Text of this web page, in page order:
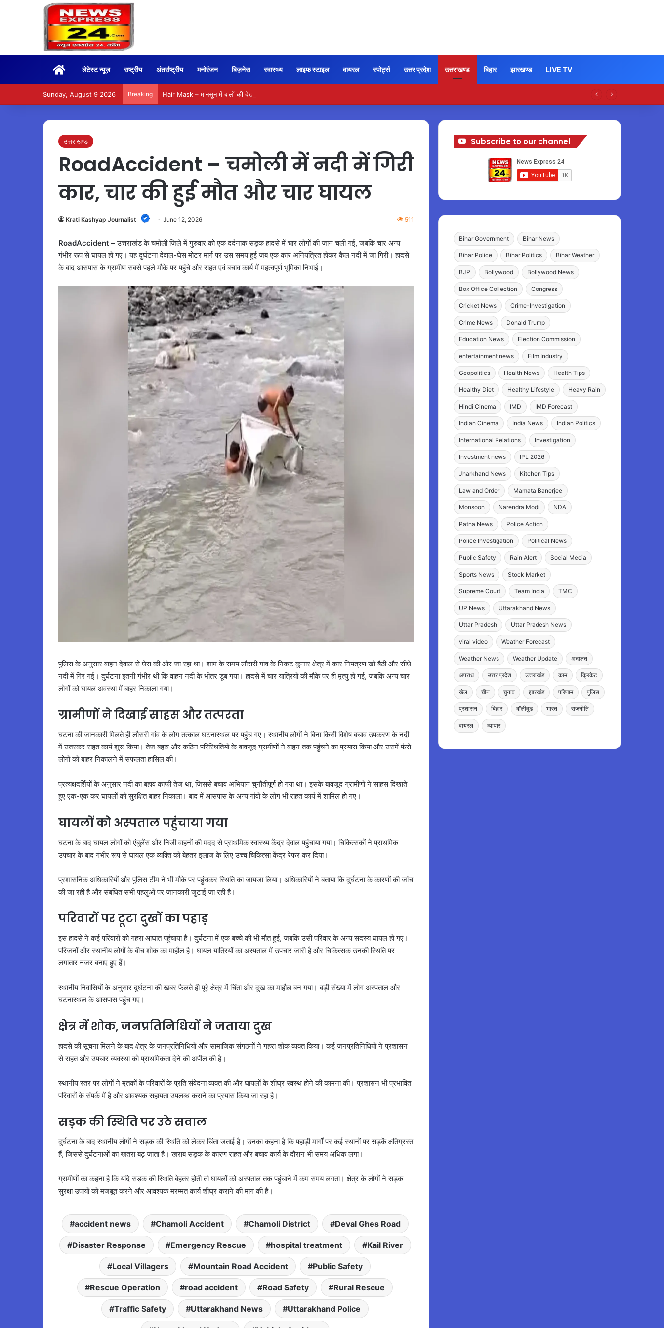
Homeलेटेस्ट न्यूज़ राष्ट्रीय अंतर्राष्ट्रीय मनोरंजन बिज़नेस स्वास्थ्य लाइफ स्टाइल वायरल स्पोर्ट्स उत्तर प्रदेश उत्तराखण्ड बिहार झारखण्ड LIVE TV
Sunday, August 9 2026 Breaking Hair Mask – मानसून में बालों की देखभाल के लिए आजमाएं अंडे का मास्क
उत्तराखण्ड
RoadAccident – चमोली में नदी में गिरी
कार, चार की हुई मौत और चार घायल
Krati Kashyap Journalist June 12, 2026 511
RoadAccident –उत्तराखंड के चमोली जिले में गुरुवार को एक दर्दनाक सड़क हादसे में चार लोगों की जान चली गई, जबकि चार अन्य
गंभीर रूप से घायल हो गए। यह दुर्घटना देवाल-घेस मोटर मार्ग पर उस समय हुई जब एक कार अनियंत्रित होकर कैल नदी में जा गिरी। हादसे
के बाद आसपास के ग्रामीण सबसे पहले मौके पर पहुंचे और राहत एवं बचाव कार्य में महत्वपूर्ण भूमिका निभाई।
पुलिस के अनुसार वाहन देवाल से घेस की ओर जा रहा था। शाम के समय लौसरी गांव के निकट कुनार क्षेत्र में कार नियंत्रण खो बैठी और सीधे
नदी में गिर गई। दुर्घटना इतनी गंभीर थी कि वाहन नदी के भीतर डूब गया। हादसे में चार यात्रियों की मौके पर ही मृत्यु हो गई, जबकि अन्य चार
लोगों को घायल अवस्था में बाहर निकाला गया।
ग्रामीणों ने दिखाई साहस और तत्परता
घटना की जानकारी मिलते ही लौसरी गांव के लोग तत्काल घटनास्थल पर पहुंच गए। स्थानीय लोगों ने बिना किसी विशेष बचाव उपकरण के नदी
में उतरकर राहत कार्य शुरू किया। तेज बहाव और कठिन परिस्थितियों के बावजूद ग्रामीणों ने वाहन तक पहुंचने का प्रयास किया और उसमें फंसे
लोगों को बाहर निकालने में सफलता हासिल की।
प्रत्यक्षदर्शियों के अनुसार नदी का बहाव काफी तेज था, जिससे बचाव अभियान चुनौतीपूर्ण हो गया था। इसके बावजूद ग्रामीणों ने साहस दिखाते
हुए एक-एक कर घायलों को सुरक्षित बाहर निकाला। बाद में आसपास के अन्य गांवों के लोग भी राहत कार्य में शामिल हो गए।
घायलों को अस्पताल पहुंचाया गया
घटना के बाद घायल लोगों को एंबुलेंस और निजी वाहनों की मदद से प्राथमिक स्वास्थ्य केंद्र देवाल पहुंचाया गया। चिकित्सकों ने प्राथमिक
उपचार के बाद गंभीर रूप से घायल एक व्यक्ति को बेहतर इलाज के लिए उच्च चिकित्सा केंद्र रेफर कर दिया।
प्रशासनिक अधिकारियों और पुलिस टीम ने भी मौके पर पहुंचकर स्थिति का जायजा लिया। अधिकारियों ने बताया कि दुर्घटना के कारणों की जांच
की जा रही है और संबंधित सभी पहलुओं पर जानकारी जुटाई जा रही है।
परिवारों पर टूटा दुखों का पहाड़
इस हादसे ने कई परिवारों को गहरा आघात पहुंचाया है। दुर्घटना में एक बच्चे की भी मौत हुई, जबकि उसी परिवार के अन्य सदस्य घायल हो गए।
परिजनों और स्थानीय लोगों के बीच शोक का माहौल है। घायल यात्रियों का अस्पताल में उपचार जारी है और चिकित्सक उनकी स्थिति पर
लगातार नजर बनाए हुए हैं।
स्थानीय निवासियों के अनुसार दुर्घटना की खबर फैलते ही पूरे क्षेत्र में चिंता और दुख का माहौल बन गया। बड़ी संख्या में लोग अस्पताल और
घटनास्थल के आसपास पहुंच गए।
क्षेत्र में शोक, जनप्रतिनिधियों ने जताया दुख
हादसे की सूचना मिलने के बाद क्षेत्र के जनप्रतिनिधियों और सामाजिक संगठनों ने गहरा शोक व्यक्त किया। कई जनप्रतिनिधियों ने प्रशासन
से राहत और उपचार व्यवस्था को प्राथमिकता देने की अपील की है।
स्थानीय स्तर पर लोगों ने मृतकों के परिवारों के प्रति संवेदना व्यक्त की और घायलों के शीघ्र स्वस्थ होने की कामना की। प्रशासन भी प्रभावित
परिवारों के संपर्क में है और आवश्यक सहायता उपलब्ध कराने का प्रयास किया जा रहा है।
सड़क की स्थिति पर उठे सवाल
दुर्घटना के बाद स्थानीय लोगों ने सड़क की स्थिति को लेकर चिंता जताई है। उनका कहना है कि पहाड़ी मार्गों पर कई स्थानों पर सड़कें क्षतिग्रस्त
हैं, जिससे दुर्घटनाओं का खतरा बढ़ जाता है। खराब सड़क के कारण राहत और बचाव कार्य के दौरान भी समय अधिक लगा।
ग्रामीणों का कहना है कि यदि सड़क की स्थिति बेहतर होती तो घायलों को अस्पताल तक पहुंचाने में कम समय लगता। क्षेत्र के लोगों ने सड़क
सुरक्षा उपायों को मजबूत करने और आवश्यक मरम्मत कार्य शीघ्र कराने की मांग की है।
accident news Chamoli Accident Chamoli District Deval Ghes Road
Disaster Response Emergency Rescue hospital treatment Kail River
Local Villagers Mountain Road Accident Public Safety
Rescue Operation road accident Road Safety Rural Rescue
Traffic Safety Uttarakhand News Uttarakhand Police
Subscribe to our channel
Bihar Government Bihar News
Bihar Police Bihar Politics Bihar Weather
BJP Bollywood Bollywood News
Box Office Collection Congress
Cricket News Crime-Investigation
Crime News Donald Trump
Education News Election Commission
entertainment news Film Industry
Geopolitics Health News Health Tips
Healthy Diet Healthy Lifestyle Heavy Rain
Hindi Cinema IMD IMD Forecast
Indian Cinema India News Indian Politics
International Relations Investigation
Investment news IPL 2026
Jharkhand News Kitchen Tips
Law and Order Mamata Banerjee
Monsoon Narendra Modi NDA
Patna News Police Action
Police Investigation Political News
Public Safety Rain Alert Social Media
Sports News Stock Market
Supreme Court Team India TMC
UP News Uttarakhand News
Uttar Pradesh Uttar Pradesh News
viral video Weather Forecast
Weather News Weather Update अदालत
अपराध उत्तर प्रदेश उत्तराखंड काम क्रिकेट
खेल चीन चुनाव झारखंड परिणाम पुलिस
प्रशासन बिहार बॉलीवुड भारत राजनीति
वायरल व्यापार